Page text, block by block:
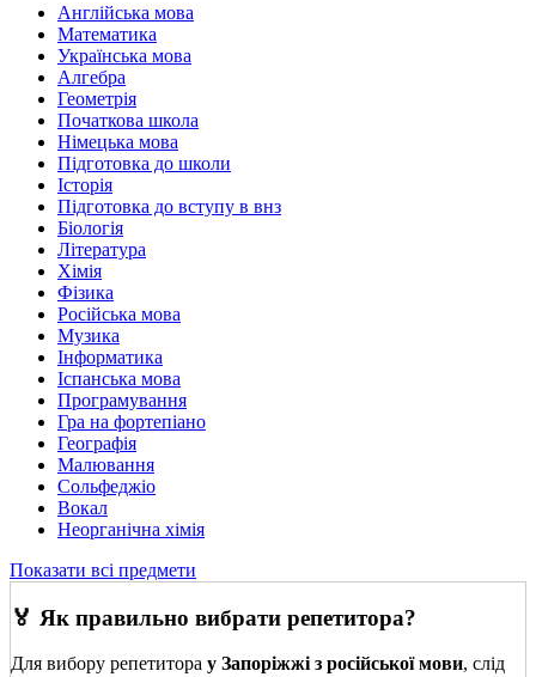
Англійська мова
Математика
Українська мова
Алгебра
Геометрія
Початкова школа
Німецька мова
Підготовка до школи
Історія
Підготовка до вступу в внз
Біологія
Література
Хімія
Фізика
Російська мова
Музика
Інформатика
Іспанська мова
Програмування
Гра на фортепіано
Географія
Малювання
Сольфеджіо
Вокал
Неорганічна хімія
Показати всі предмети
🏅 Як правильно вибрати репетитора?
Для вибору репетитора у Запоріжжі з російської мови, слід